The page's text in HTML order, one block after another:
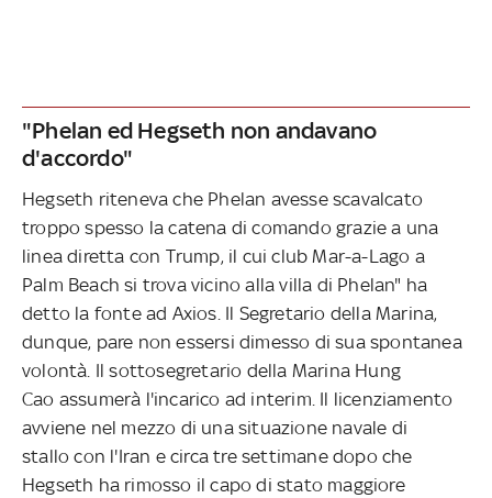
"Phelan ed Hegseth non andavano
d'accordo"
Hegseth riteneva che Phelan avesse scavalcato
troppo spesso la catena di comando grazie a una
linea diretta con Trump, il cui club Mar-a-Lago a
Palm Beach si trova vicino alla villa di Phelan" ha
detto la fonte ad Axios. Il Segretario della Marina,
dunque, pare non essersi dimesso di sua spontanea
volontà. Il sottosegretario della Marina Hung
Cao assumerà l'incarico ad interim. Il licenziamento
avviene nel mezzo di una situazione navale di
stallo con l'Iran e circa tre settimane dopo che
Hegseth ha rimosso il capo di stato maggiore